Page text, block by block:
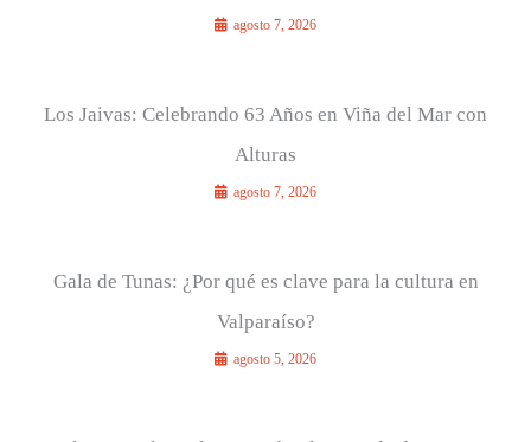
agosto 7, 2026
Los Jaivas: Celebrando 63 Años en Viña del Mar con
Alturas
agosto 7, 2026
Gala de Tunas: ¿Por qué es clave para la cultura en
Valparaíso?
agosto 5, 2026